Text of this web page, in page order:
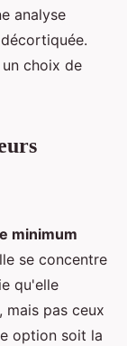
analyse
choix de
minimum
se concentre
qu'elle
mais pas ceux
option soit la